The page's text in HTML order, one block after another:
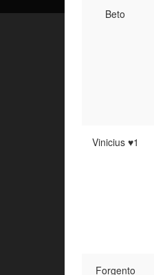
Beto
Vinicius ♥1
Forgento